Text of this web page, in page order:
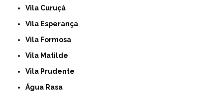
Vila Curuçá
Vila Esperança
Vila Formosa
Vila Matilde
Vila Prudente
Água Rasa